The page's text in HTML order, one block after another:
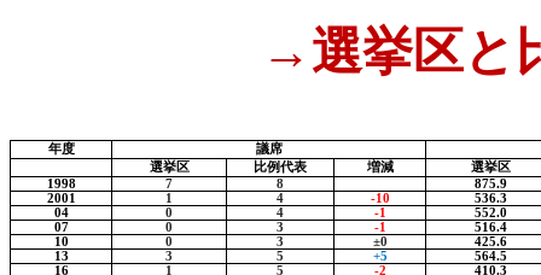
→選挙区と
年度
議席
選挙区
比例代表 増減
選挙区
1998
7 8
875.9
2001
1 4 -10
536.3
04
0 4 -1
552.0
07
0 3 -1
516.4
10
0 3 ±0
425.6
13
3 5 +5
564.5
16
1 5 -2 410.3